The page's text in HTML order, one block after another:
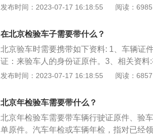
《机动车运行安全技术条件》进行的检验
在于检查汽车主要技术状况，督促加强汽
态，确保汽车行驶安全。2、地点：车辆
辆年检站，可以选择就近原则，在网上查
起，车辆将实现全国“通检”，小型汽车、
份直接检验车辆，申领检验合格标志，即
发布时间：2023-07-17 16:18:55 阅读：6985
在北京检验车子需要带什么？
北京验车时需要携带如下资料: 1、车辆证
证：来验车人的身份证原件。3、相关资
管部门留存联)。符合6年免年检政策条件
轿车(微型、小型、中型、大型)、微型普
车、小型越野客车、小型专用客车。4、
月1日后。
发布时间：2023-07-17 16:18:55 阅读：6857
北京年检验车需要带什么？
北京年检验车需要带车辆行驶证原件、验
单原件。汽车年检或车辆年检，指对已经